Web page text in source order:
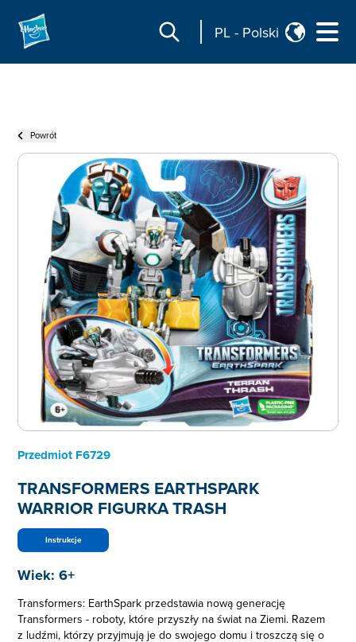
PL - Polski
Powrót
Przedmiot F6729
TRANSFORMERS EARTHSPARK
WARRIOR FIGURKA TRASH
Instrukcje
Wiek: 6+
Transformers: EarthSpark przedstawia nową generację
Transformers - roboty, które przyszły na świat na Ziemi. Razem
z ludźmi, którzy przyjmują je do swojego domu i troszczą się o